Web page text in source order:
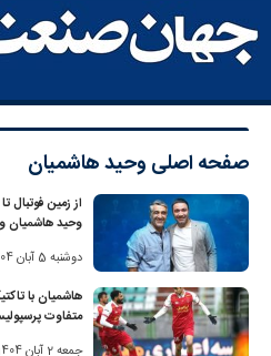
صفحه اصلی وحید هاشمیان
از زمین فوتبال
وحید هاشمیان
دوشنبه 5 آبان 1404
متفاوت
جمعه 2 آبان 1404